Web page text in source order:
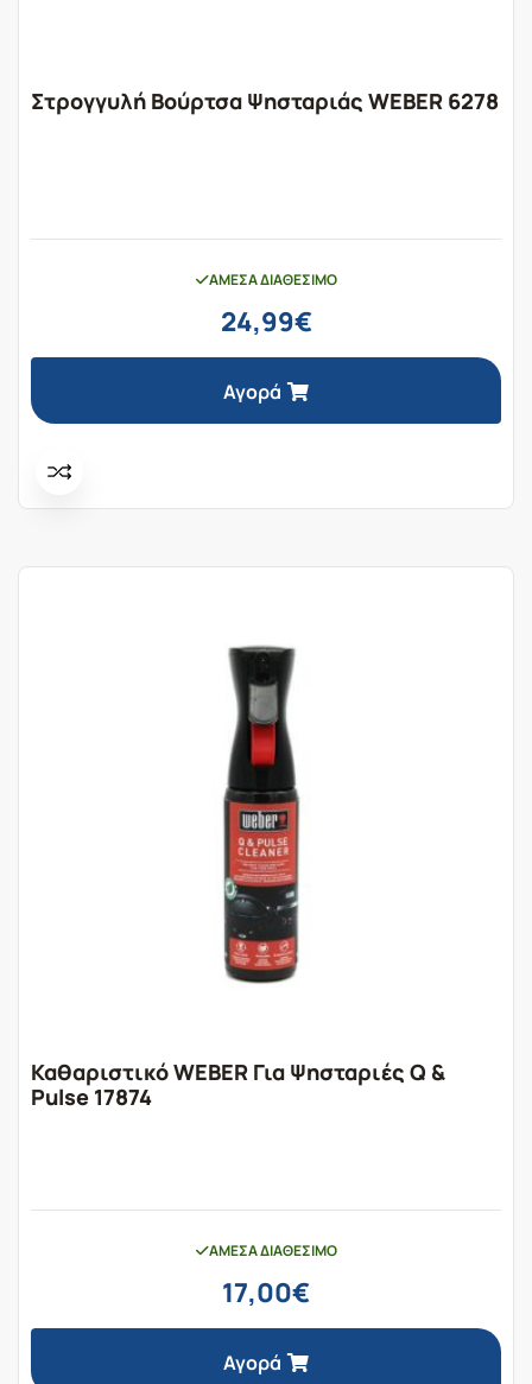
Στρογγυλή Βούρτσα Ψησταριάς WEBER 6278
ΆΜΕΣΑ ΔΙΑΘΈΣΙΜΟ
24,99€
Αγορά
Καθαριστικό WEBER Για Ψησταριές Q &
Pulse 17874
ΆΜΕΣΑ ΔΙΑΘΈΣΙΜΟ
17,00€
Αγορά